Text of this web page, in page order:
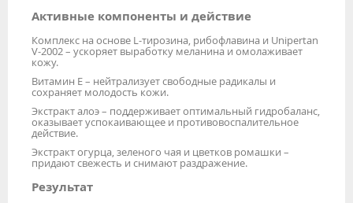
Активные компоненты и действие
Комплекс на основе L-тирозина, рибофлавина и Unipertan
V-2002 – ускоряет выработку меланина и омолаживает
кожу.
Витамин E – нейтрализует свободные радикалы и
сохраняет молодость кожи.
Экстракт алоэ – поддерживает оптимальный гидробаланс,
оказывает успокаивающее и противовоспалительное
действие.
Экстракт огурца, зеленого чая и цветков ромашки –
придают свежесть и снимают раздражение.
Результат